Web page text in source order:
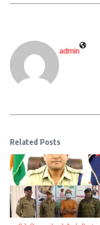
admin
Related Posts